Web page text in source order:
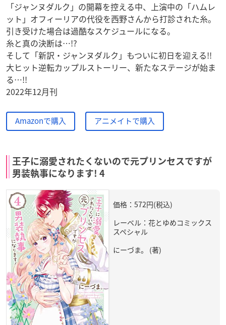
「ジャンヌダルク」の開幕を控える中、上演中の「ハムレ
ット」オフィーリアの代役を西野さんから打診された糸。
引き受けた場合は過酷なスケジュールになる。
糸と真の決断は…!?
そして「新訳・ジャンヌダルク」もついに初日を迎える!!
大ヒット逆転カップルストーリー、新たなステージが始ま
る…!!
2022年12月刊
Amazonで購入 アニメイトで購入
王子に溺愛されたくないので元プリンセスですが
男装執事になります! 4
価格：572円(税込)
レーベル：花とゆめコミックス
スペシャル
にーづま。 (著)